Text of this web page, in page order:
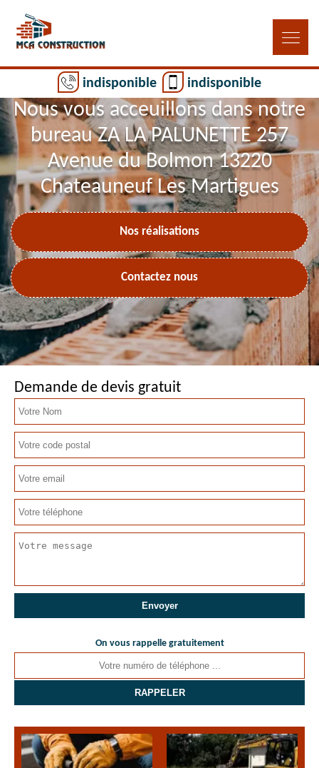
indisponible indisponible
Nous vous acceuillons dans notre
bureau ZA LA PALUNETTE 257
Avenue du Bolmon 13220
Chateauneuf Les Martigues
Nos réalisations
Contactez nous
Demande de devis gratuit
On vous rappelle gratuitement